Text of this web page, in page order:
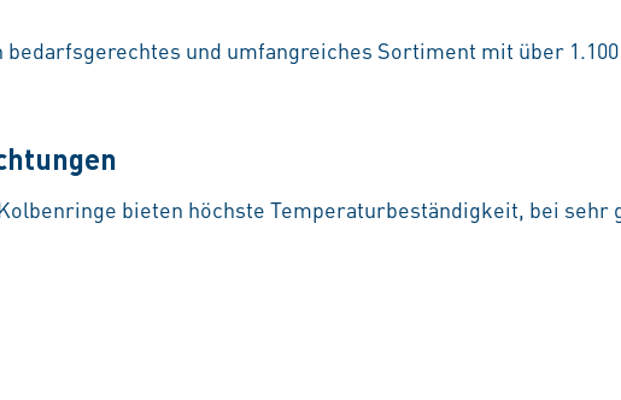
und umfangreiches Sortiment mit über
bieten höchste Temperaturbeständigkeit, bei sehr